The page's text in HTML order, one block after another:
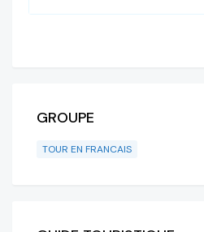
GROUPE
TOUR EN FRANCAIS